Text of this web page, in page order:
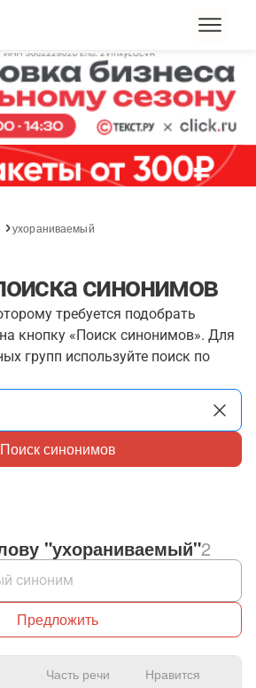
ухораниваемый
синонимов
требуется подобрать
кнопку «Поиск синонимов». Для
групп используйте поиск по
Поиск синонимов
"ухораниваемый"2
Предложить
Часть речи Нравится